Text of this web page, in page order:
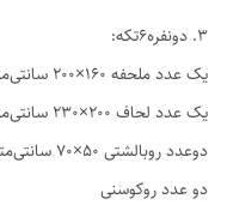
3. دو‌نفره6تکه:
یک عدد ملحفه ۱۶۰×۲۰۰ سانتی‌متر
یک عدد لحاف ۲۰۰×۲۳۰ سانتی‌متر
دوعدد روبالشتی ۵۰×۷۰ سانتی‌متر
دو عدد روکوسنی